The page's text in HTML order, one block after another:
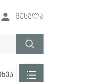
შესვლა